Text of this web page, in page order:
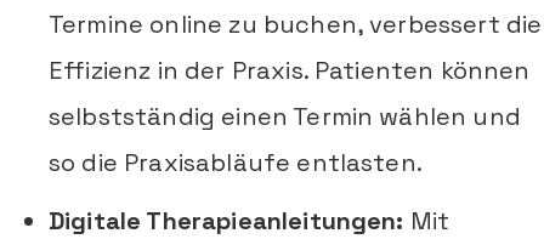
Termine online zu buchen, verbessert die
Effizienz in der Praxis. Patienten können
selbstständig einen Termin wählen und
so die Praxisabläufe entlasten.
Digitale Therapieanleitungen: Mit